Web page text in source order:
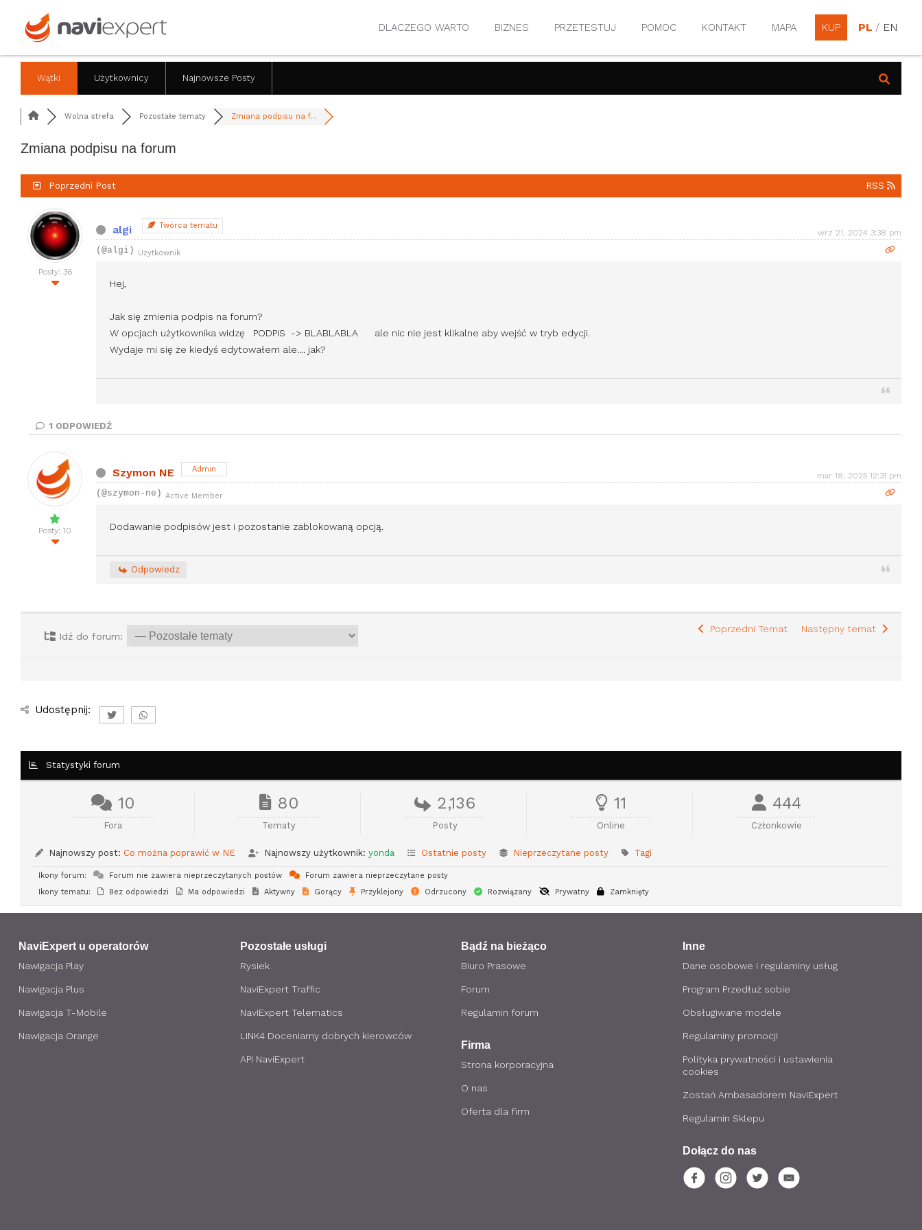
PL / EN
DLACZEGO WARTO BIZNES PRZETESTUJ POMOC KONTAKT MAPA KUP
Wątki Użytkownicy Najnowsze Posty
Wolna strefa Pozostałe tematy Zmiana podpisu na f...
Zmiana podpisu na forum
Poprzedni Post RSS
Posty: 36
algi Twórca tematu
wrz 21, 2024 3:38 pm
(@algi) Użytkownik
Hej,
Jak się zmienia podpis na forum?
W opcjach użytkownika widzę PODPIS -> BLABLABLA ale nic nie jest klikalne aby wejść w tryb edycji.
Wydaje mi się że kiedyś edytowałem ale.... jak?
1 ODPOWIEDŹ
Posty: 10
Szymon NE Admin
mar 18, 2025 12:31 pm
(@szymon-ne) Active Member
Dodawanie podpisów jest i pozostanie zablokowaną opcją.
Odpowiedz
Idź do forum:
Poprzedni Temat Następny temat
Udostępnij:
Statystyki forum
10
Fora
80
Tematy
2,136
Posty
11
Online
444
Członkowie
Najnowszy post: Co można poprawić w NE Najnowszy użytkownik: yonda Ostatnie posty Nieprzeczytane posty Tagi
Ikony forum: Forum nie zawiera nieprzeczytanych postów
Forum zawiera nieprzeczytane posty
Ikony tematu:
Bez odpowiedzi Ma odpowiedzi Aktywny Gorący Przyklejony Odrzucony Rozwiązany Prywatny Zamknięty
NaviExpert u operatorów
Nawigacja Play
Nawigacja Plus
Nawigacja T-Mobile
Nawigacja Orange
Pozostałe usługi
Rysiek
NaviExpert Traffic
NaviExpert Telematics
LINK4 Doceniamy dobrych kierowców
API NaviExpert
Bądź na bieżąco
Biuro Prasowe
Forum
Regulamin forum
Firma
Strona korporacyjna
O nas
Oferta dla firm
Inne
Dane osobowe i regulaminy usług
Program Przedłuż sobie
Obsługiwane modele
Regulaminy promocji
Polityka prywatności i ustawienia
cookies
Zostań Ambasadorem NaviExpert
Regulamin Sklepu
Dołącz do nas